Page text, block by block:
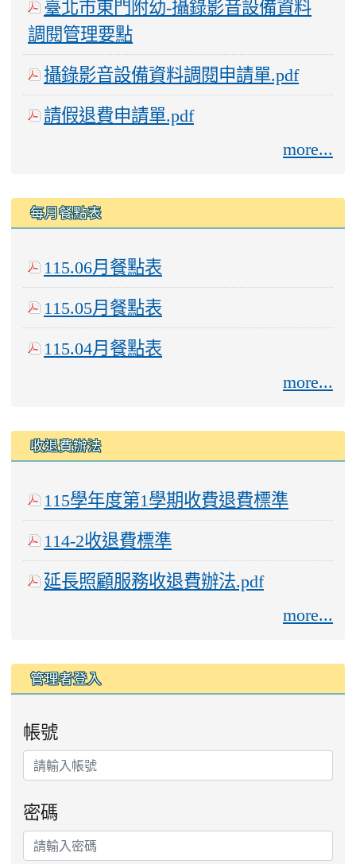
臺北市東門附幼-攝錄影音設備資料
調閱管理要點
攝錄影音設備資料調閱申請單.pdf
請假退費申請單.pdf
more...
每月餐點表
115.06月餐點表
115.05月餐點表
115.04月餐點表
more...
收退費辦法
115學年度第1學期收費退費標準
114-2收退費標準
延長照顧服務收退費辦法.pdf
more...
管理者登入
帳號
密碼